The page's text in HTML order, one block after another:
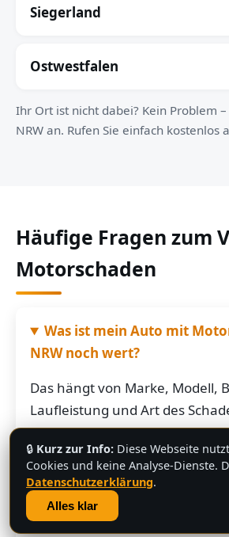
Siegerland
Ostwestfalen
Ihr Ort ist nicht dabei? Kein Problem
NRW an. Rufen Sie einfach kostenlos
Häufige Fragen zum
Motorschaden
Was ist mein Auto mit
NRW noch wert?
Das hängt von Marke, Modell,
Laufleistung und Art des
grobe Richtung: Fahrzeuge
bringen je nach Restwert der
der Teile oft noch mehrere
mehrere tausend Euro.
Fahrzeugdaten – Sie
🔒 Kurz zur Info: Diese Webseite
Cookies und keine Analyse-Dienste.
Datenschutzerklärung.
Alles klar